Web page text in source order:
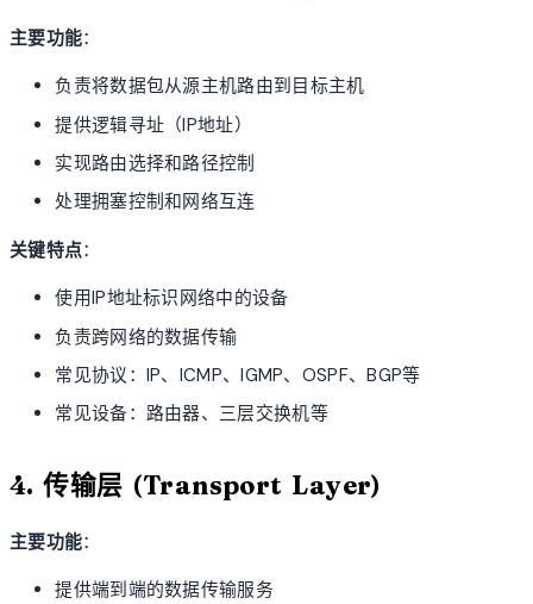
主要功能：
负责将数据包从源主机路由到目标主机
提供逻辑寻址（IP地址）
实现路由选择和路径控制
处理拥塞控制和网络互连
关键特点：
使用IP地址标识网络中的设备
负责跨网络的数据传输
常见协议：IP、ICMP、IGMP、OSPF、BGP等
常见设备：路由器、三层交换机等
4. 传输层 (Transport Layer)
主要功能：
提供端到端的数据传输服务